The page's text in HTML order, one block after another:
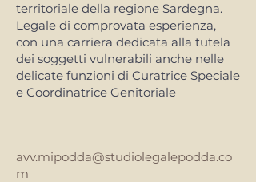
territoriale della regione Sardegna.
Legale di comprovata esperienza,
con una carriera dedicata alla tutela
dei soggetti vulnerabili anche nelle
delicate funzioni di Curatrice Speciale
e Coordinatrice Genitoriale
avv.mipodda@studiolegalepodda.co
m